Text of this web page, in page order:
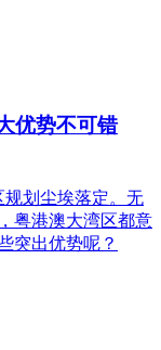
优势不可错
规划尘埃落定。无
粤港澳大湾区都意
突出优势呢？